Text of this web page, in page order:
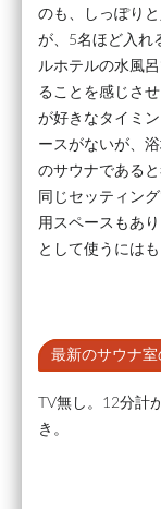
のも、しっぽり
が、5名ほど入れ
ルホテルの水風
ることを感じさ
が好きなタイミ
ースがないが、
のサウナである
同じセッティン
用スペースもあ
として使うには
最新のサウナ室
TV無し。12分計
き。